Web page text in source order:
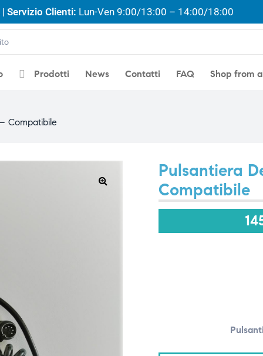
Servizio Clienti: Lun-Ven 9:00/13:00 – 14:00/18:00
Prodotti News Contatti FAQ Shop from
Compatibile
Pulsantiera
Compatibile